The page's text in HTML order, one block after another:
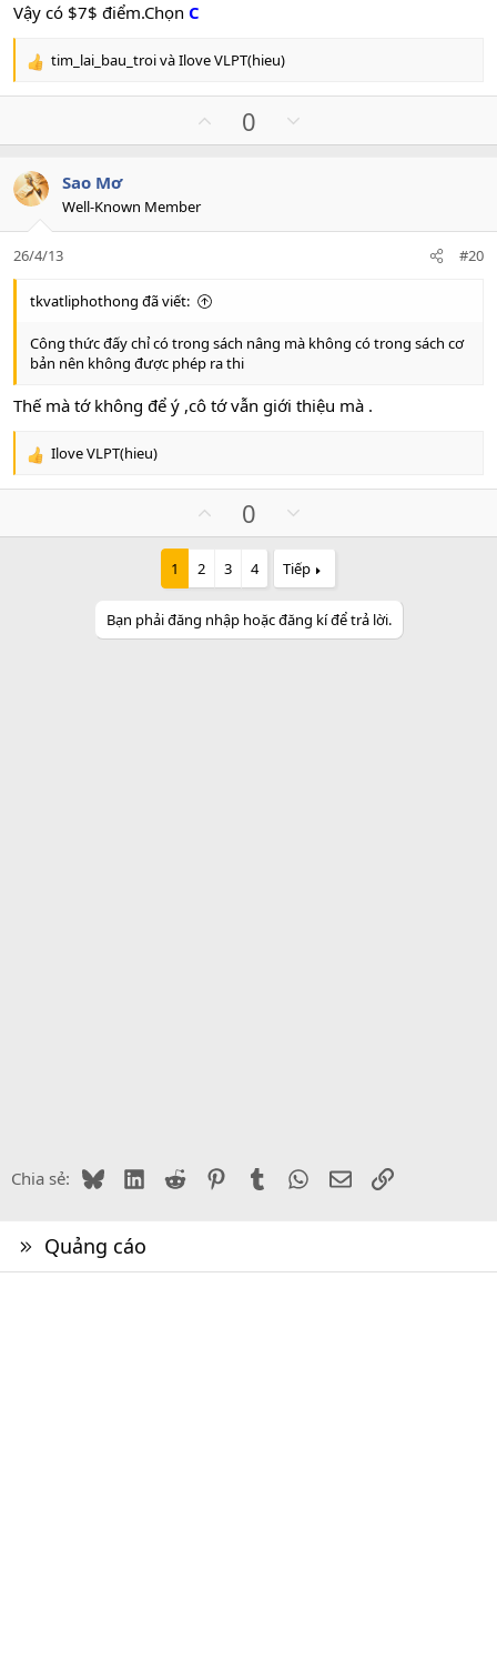
Vậy có $7$ điểm.Chọn C
R
t
i
o
n
s
:
tim_lai_bau_troivàIlove VLPT(hieu)
p
e
0
o
o
Sao Mơ
Well-Known Member
26/4/13 #20
tkvatliphothong đã viết:
Công thức đấy chỉ có trong sách nâng mà không có trong sách cơ
bản nên không được phép ra thi
Thế mà tớ không để ý ,cô tớ vẫn giới thiệu mà .
R
t
Ilove VLPT(hieu)
p
v
o
t
e
0
o
w
n
v
o
1 2 3 4 Tiếp
Bạn phải đăng nhập hoặc đăng kí để trả lời.
Chia sẻ: BlueskyLinkedIn
Reddit PinterestTumblr WhatsApp
EmailLink
Quảng cáo